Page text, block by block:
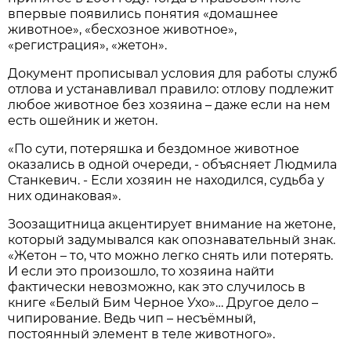
впервые появились понятия «домашнее
животное», «бесхозное животное»,
«регистрация», «жетон».
Документ прописывал условия для работы служб
отлова и устанавливал правило: отлову подлежит
любое животное без хозяина – даже если на нем
есть ошейник и жетон.
«По сути, потеряшка и бездомное животное
оказались в одной очереди, - объясняет Людмила
Станкевич. - Если хозяин не находился, судьба у
них одинаковая».
Зоозащитница акцентирует внимание на жетоне,
который задумывался как опознавательный знак.
«Жетон – то, что можно легко снять или потерять.
И если это произошло, то хозяина найти
фактически невозможно, как это случилось в
книге «Белый Бим Черное Ухо»… Другое дело –
чипирование. Ведь чип – несъёмный,
постоянный элемент в теле животного».